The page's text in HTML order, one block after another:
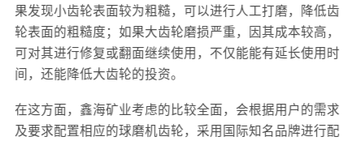
果发现小齿轮表面较为粗糙，可以进行人工打磨，降低齿
轮表面的粗糙度；如果大齿轮磨损严重，因其成本较高，
可对其进行修复或翻面继续使用，不仅能能有延长使用时
间，还能降低大齿轮的投资。
在这方面，鑫海矿业考虑的比较全面，会根据用户的需求
及要求配置相应的球磨机齿轮，采用国际知名品牌进行配